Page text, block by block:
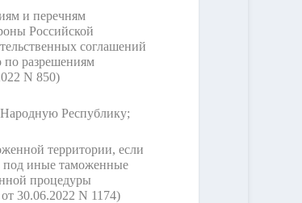
и перечням
Российской
соглашений
по разрешениям
N 850)
Республику;
территории, если
под иные таможенные
процедуры
30.06.2022 N 1174)